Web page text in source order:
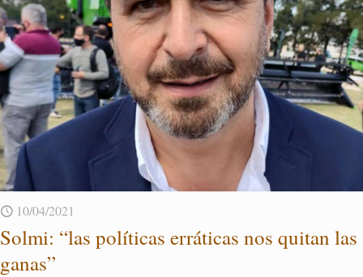
10/04/2021
Solmi: “las po­lí­ti­cas errá­ti­cas nos qui­tan las
ganas”